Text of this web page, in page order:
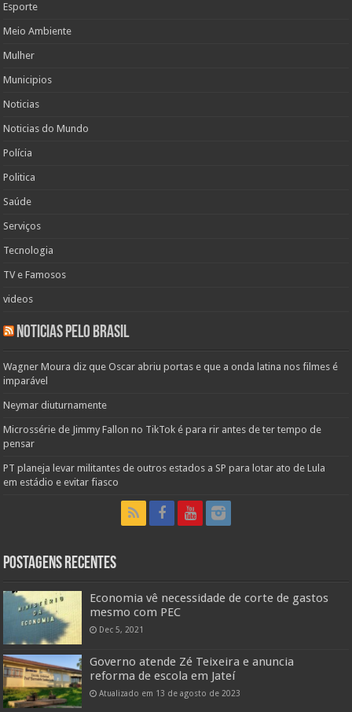
Esporte
Meio Ambiente
Mulher
Municipios
Noticias
Noticias do Mundo
Polícia
Politica
Saúde
Serviços
Tecnologia
TV e Famosos
videos
Noticias pelo Brasil
Wagner Moura diz que Oscar abriu portas e que a onda latina nos filmes é
imparável
Neymar diuturnamente
Microssérie de Jimmy Fallon no TikTok é para rir antes de ter tempo de
pensar
PT planeja levar militantes de outros estados a SP para lotar ato de Lula
em estádio e evitar fiasco
Postagens Recentes
Economia vê necessidade de corte de gastos
mesmo com PEC
Dec 5, 2021
Governo atende Zé Teixeira e anuncia
reforma de escola em Jateí
Atualizado em 13 de agosto de 2023